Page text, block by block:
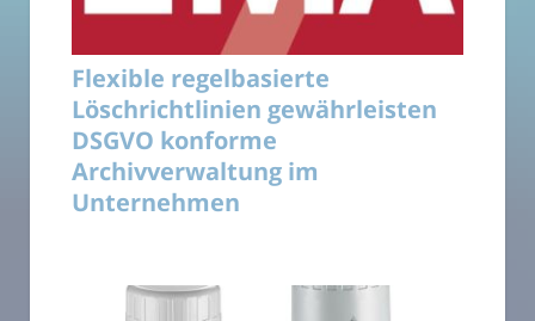
Flexible regelbasierte
Löschrichtlinien gewährleisten
DSGVO konforme
Archivverwaltung im
Unternehmen